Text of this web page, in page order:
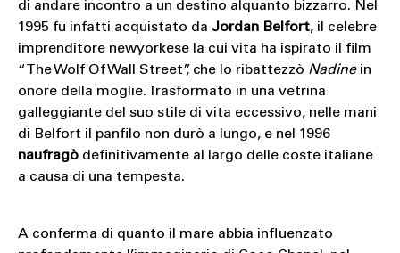
di andare incontro a un destino alquanto bizzarro. Nel
1995 fu infatti acquistato da Jordan Belfort, il celebre
imprenditore newyorkese la cui vita ha ispirato il film
“The Wolf Of Wall Street”, che lo ribattezzò Nadinein
onore della moglie. Trasformato in una vetrina
galleggiante del suo stile di vita eccessivo, nelle mani
di Belfort il panfilo non durò a lungo, e nel 1996
naufragòdefinitivamente al largo delle coste italiane
a causa di una tempesta.
A conferma di quanto il mare abbia influenzato